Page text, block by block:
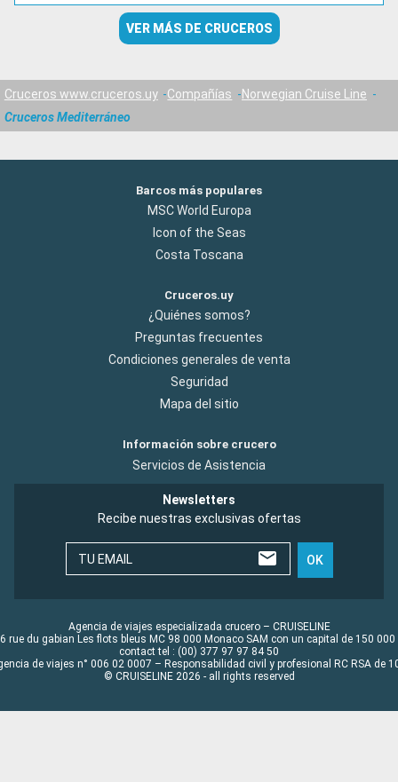
VER MÁS DE CRUCEROS
Cruceros www.cruceros.uy Compañías
Norwegian Cruise Line
Cruceros Mediterráneo
Barcos más populares
MSC World Europa
Icon of the Seas
Costa Toscana
Cruceros.uy
¿Quiénes somos?
Preguntas frecuentes
Condiciones generales de venta
Seguridad
Mapa del sitio
Información sobre crucero
Servicios de Asistencia
Newsletters
Recibe nuestras exclusivas ofertas
TU EMAIL OK
Agencia de viajes especializada crucero – CRUISELINE
rue du gabian Les flots bleus MC 98 000 Monaco SAM con un capital de 150 000
contact tel : (00) 377 97 97 84 50
de viajes n° 006 02 0007 – Responsabilidad civil y profesional RC RSA de
© CRUISELINE 2026 - all rights reserved